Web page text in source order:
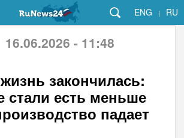
ENG | RU
16.06.2026 - 11:48
закончилась:
стали есть меньше
падает